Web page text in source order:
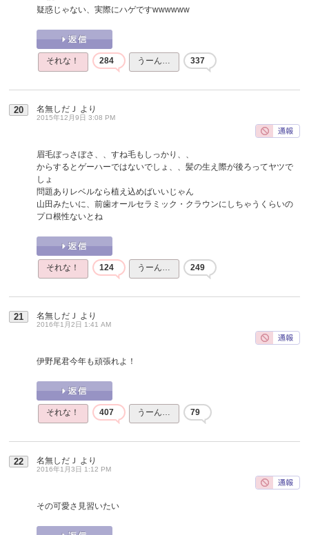
疑惑じゃない、実際にハゲですwwwwww
それな！ 284 うーん… 337
20 名無しだＪ より
2015年12月9日 3:08 PM
眉毛ぼっさぼさ、、すね毛もしっかり、、
からするとゲーハーではないでしょ、、髪の生え際が後ろってヤツで
しょ
問題ありレベルなら植え込めばいいじゃん
山田みたいに、前歯オールセラミック・クラウンにしちゃうくらいの
プロ根性ないとね
それな！ 124 うーん… 249
21 名無しだＪ より
2016年1月2日 1:41 AM
伊野尾君今年も頑張れよ！
それな！ 407 うーん… 79
22 名無しだＪ より
2016年1月3日 1:12 PM
その可愛さ見習いたい